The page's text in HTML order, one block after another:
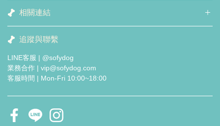
相關連結
追蹤與聯繫
LINE客服 | @sofydog
業務合作 | vip@sofydog.com
客服時間 | Mon-Fri 10:00~18:00